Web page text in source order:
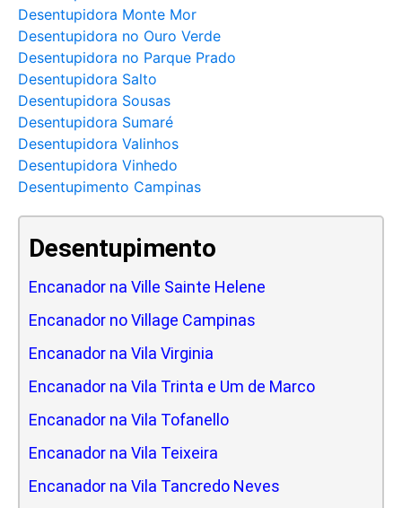
Desentupidora Monte Mor
Desentupidora no Ouro Verde
Desentupidora no Parque Prado
Desentupidora Salto
Desentupidora Sousas
Desentupidora Sumaré
Desentupidora Valinhos
Desentupidora Vinhedo
Desentupimento Campinas
Desentupimento
Encanador na Ville Sainte Helene
Encanador no Village Campinas
Encanador na Vila Virginia
Encanador na Vila Trinta e Um de Marco
Encanador na Vila Tofanello
Encanador na Vila Teixeira
Encanador na Vila Tancredo Neves